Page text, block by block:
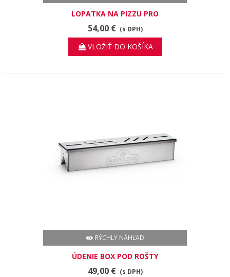
LOPATKA NA PIZZU PRO
54,00 € (s DPH)
VLOŽIŤ DO KOŠÍKA
RÝCHLY NÁHĽAD
ÚDENIE BOX POD ROŠTY
49,00 € (s DPH)